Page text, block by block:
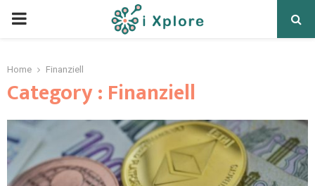
Home Finanziell
Category : Finanziell